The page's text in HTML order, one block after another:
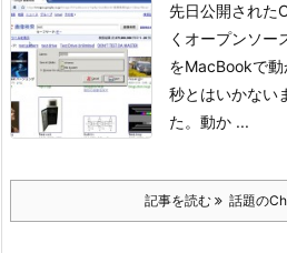
先日公開された
くオープンソー
をMacBookで動
秒とはいかない
た。 動か ...
記事を読む 話題の